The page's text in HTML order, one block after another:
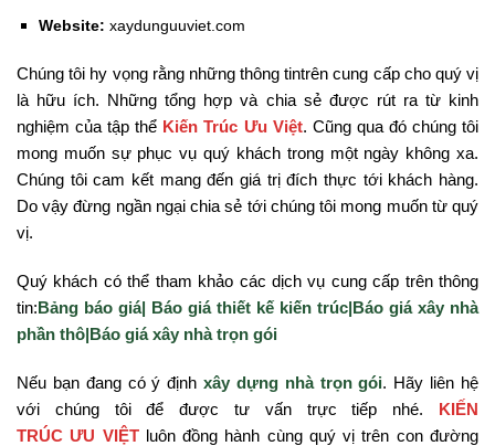
Website: xaydunguuviet.com
Chúng tôi hy vọng rằng những thông tintrên cung cấp cho quý vị
là hữu ích. Những tổng hợp và chia sẻ được rút ra từ kinh
nghiệm của tập thể Kiến Trúc Ưu Việt. Cũng qua đó chúng tôi
mong muốn sự phục vụ quý khách trong một ngày không xa.
Chúng tôi cam kết mang đến giá trị đích thực tới khách hàng.
Do vậy đừng ngần ngại chia sẻ tới chúng tôi mong muốn từ quý
vị.
Quý khách có thể tham khảo các dịch vụ cung cấp trên thông
tin:Bảng báo giá| Báo giá thiết kế kiến trúc|Báo giá xây nhà
phần thô|Báo giá xây nhà trọn gói
Nếu bạn đang có ý địnhxây dựng nhà trọn gói. Hãy liên hệ
với chúng tôi để được tư vấn trực tiếp nhé. KIẾN
TRÚC ƯU VIỆTluôn đồng hành cùng quý vị trên con đường